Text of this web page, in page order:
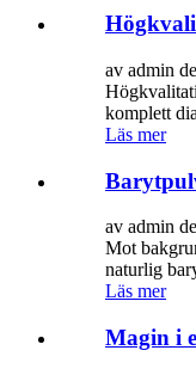
av admin
komplett
Läs mer
av admin
Mot
naturlig
Läs mer
Magin i